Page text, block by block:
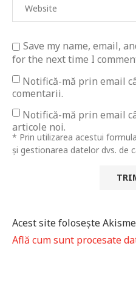
Save my name, email,
for the next time I
Notifică-mă prin email
comentarii.
Notifică-mă prin email
articole noi.
* Prin utilizarea acestui
și gestionarea datelor dvs. de
Acest site folosește
Află cum sunt procesate